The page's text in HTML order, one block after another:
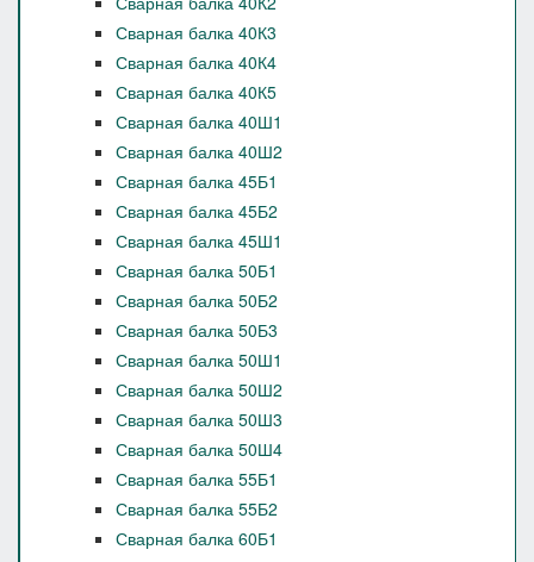
Сварная балка 40К3
Сварная балка 40К4
Сварная балка 40К5
Сварная балка 40Ш1
Сварная балка 40Ш2
Сварная балка 45Б1
Сварная балка 45Б2
Сварная балка 45Ш1
Сварная балка 50Б1
Сварная балка 50Б2
Сварная балка 50Б3
Сварная балка 50Ш1
Сварная балка 50Ш2
Сварная балка 50Ш3
Сварная балка 50Ш4
Сварная балка 55Б1
Сварная балка 55Б2
Сварная балка 60Б1